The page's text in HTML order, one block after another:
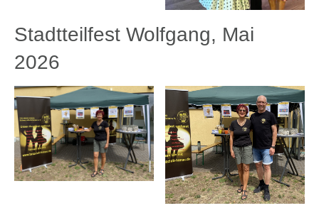
Stadtteilfest Wolfgang, Mai
2026